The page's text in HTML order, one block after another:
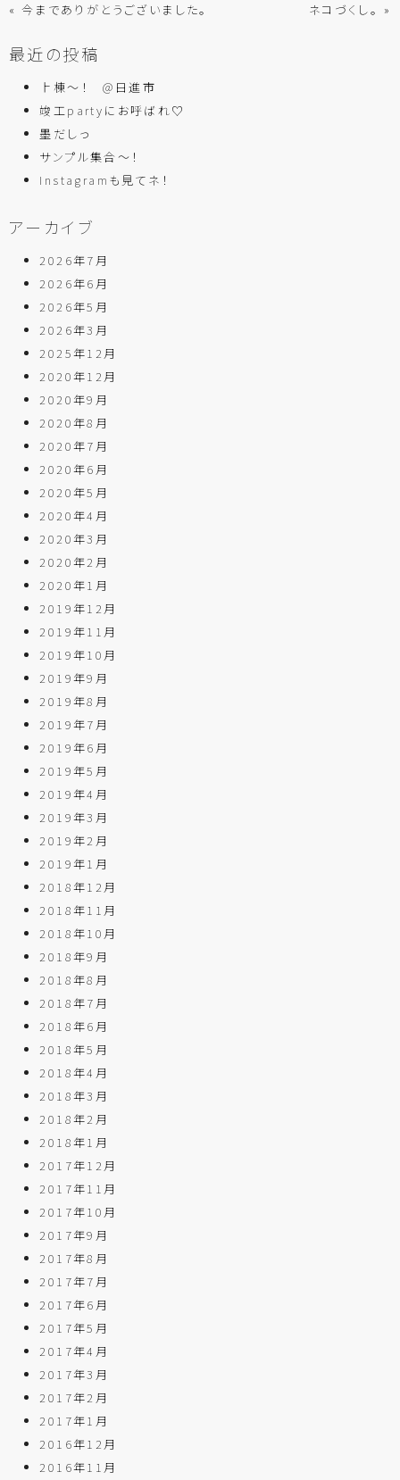
« 今までありがとうございました。 ネコづくし。 »
最近の投稿
上棟～！ @日進市
竣工partyにお呼ばれ♡
墨だしっ
サンプル集合～！
Instagramも見てネ！
アーカイブ
2026年7月
2026年6月
2026年5月
2026年3月
2025年12月
2020年12月
2020年9月
2020年8月
2020年7月
2020年6月
2020年5月
2020年4月
2020年3月
2020年2月
2020年1月
2019年12月
2019年11月
2019年10月
2019年9月
2019年8月
2019年7月
2019年6月
2019年5月
2019年4月
2019年3月
2019年2月
2019年1月
2018年12月
2018年11月
2018年10月
2018年9月
2018年8月
2018年7月
2018年6月
2018年5月
2018年4月
2018年3月
2018年2月
2018年1月
2017年12月
2017年11月
2017年10月
2017年9月
2017年8月
2017年7月
2017年6月
2017年5月
2017年4月
2017年3月
2017年2月
2017年1月
2016年12月
2016年11月